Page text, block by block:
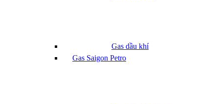
Gas dầu khí
Gas Saigon Petro